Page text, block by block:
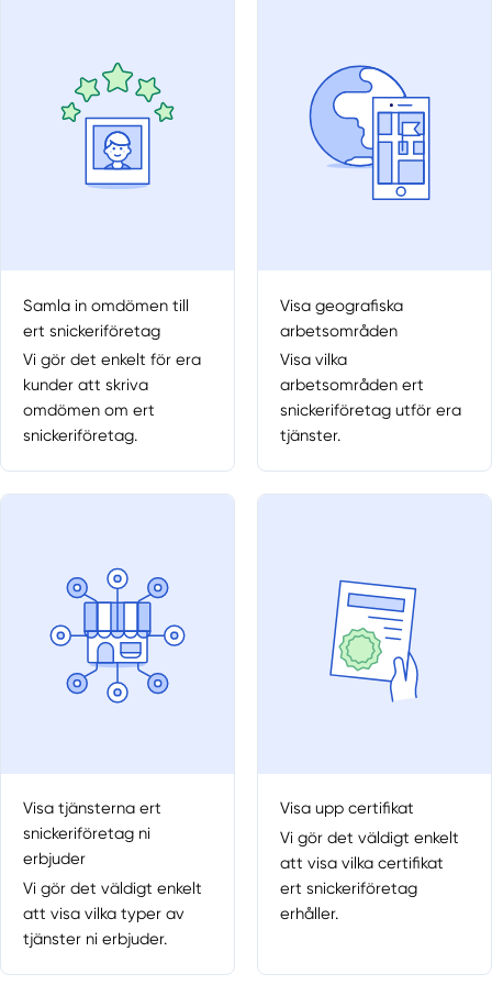
Samla in omdömen till
ert snickeriföretag
Vi gör det enkelt för era
kunder att skriva
omdömen om ert
snickeriföretag.
Visa geografiska
arbetsområden
Visa vilka
arbetsområden ert
snickeriföretag utför era
tjänster.
Visa tjänsterna ert
snickeriföretag ni
erbjuder
Vi gör det väldigt enkelt
att visa vilka typer av
tjänster ni erbjuder.
Visa upp certifikat
Vi gör det väldigt enkelt
att visa vilka certifikat
ert snickeriföretag
erhåller.